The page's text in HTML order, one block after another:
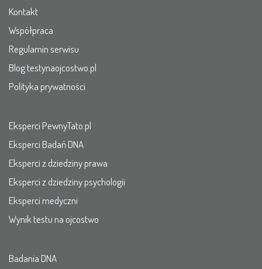
Kontakt
Współpraca
Regulamin serwisu
Blog testynaojcostwo.pl
Polityka prywatności
Eksperci PewnyTato.pl
Eksperci Badań DNA
Eksperci z dziedziny prawa
Eksperci z dziedziny psychologii
Eksperci medyczni
Wynik testu na ojcostwo
Badania DNA